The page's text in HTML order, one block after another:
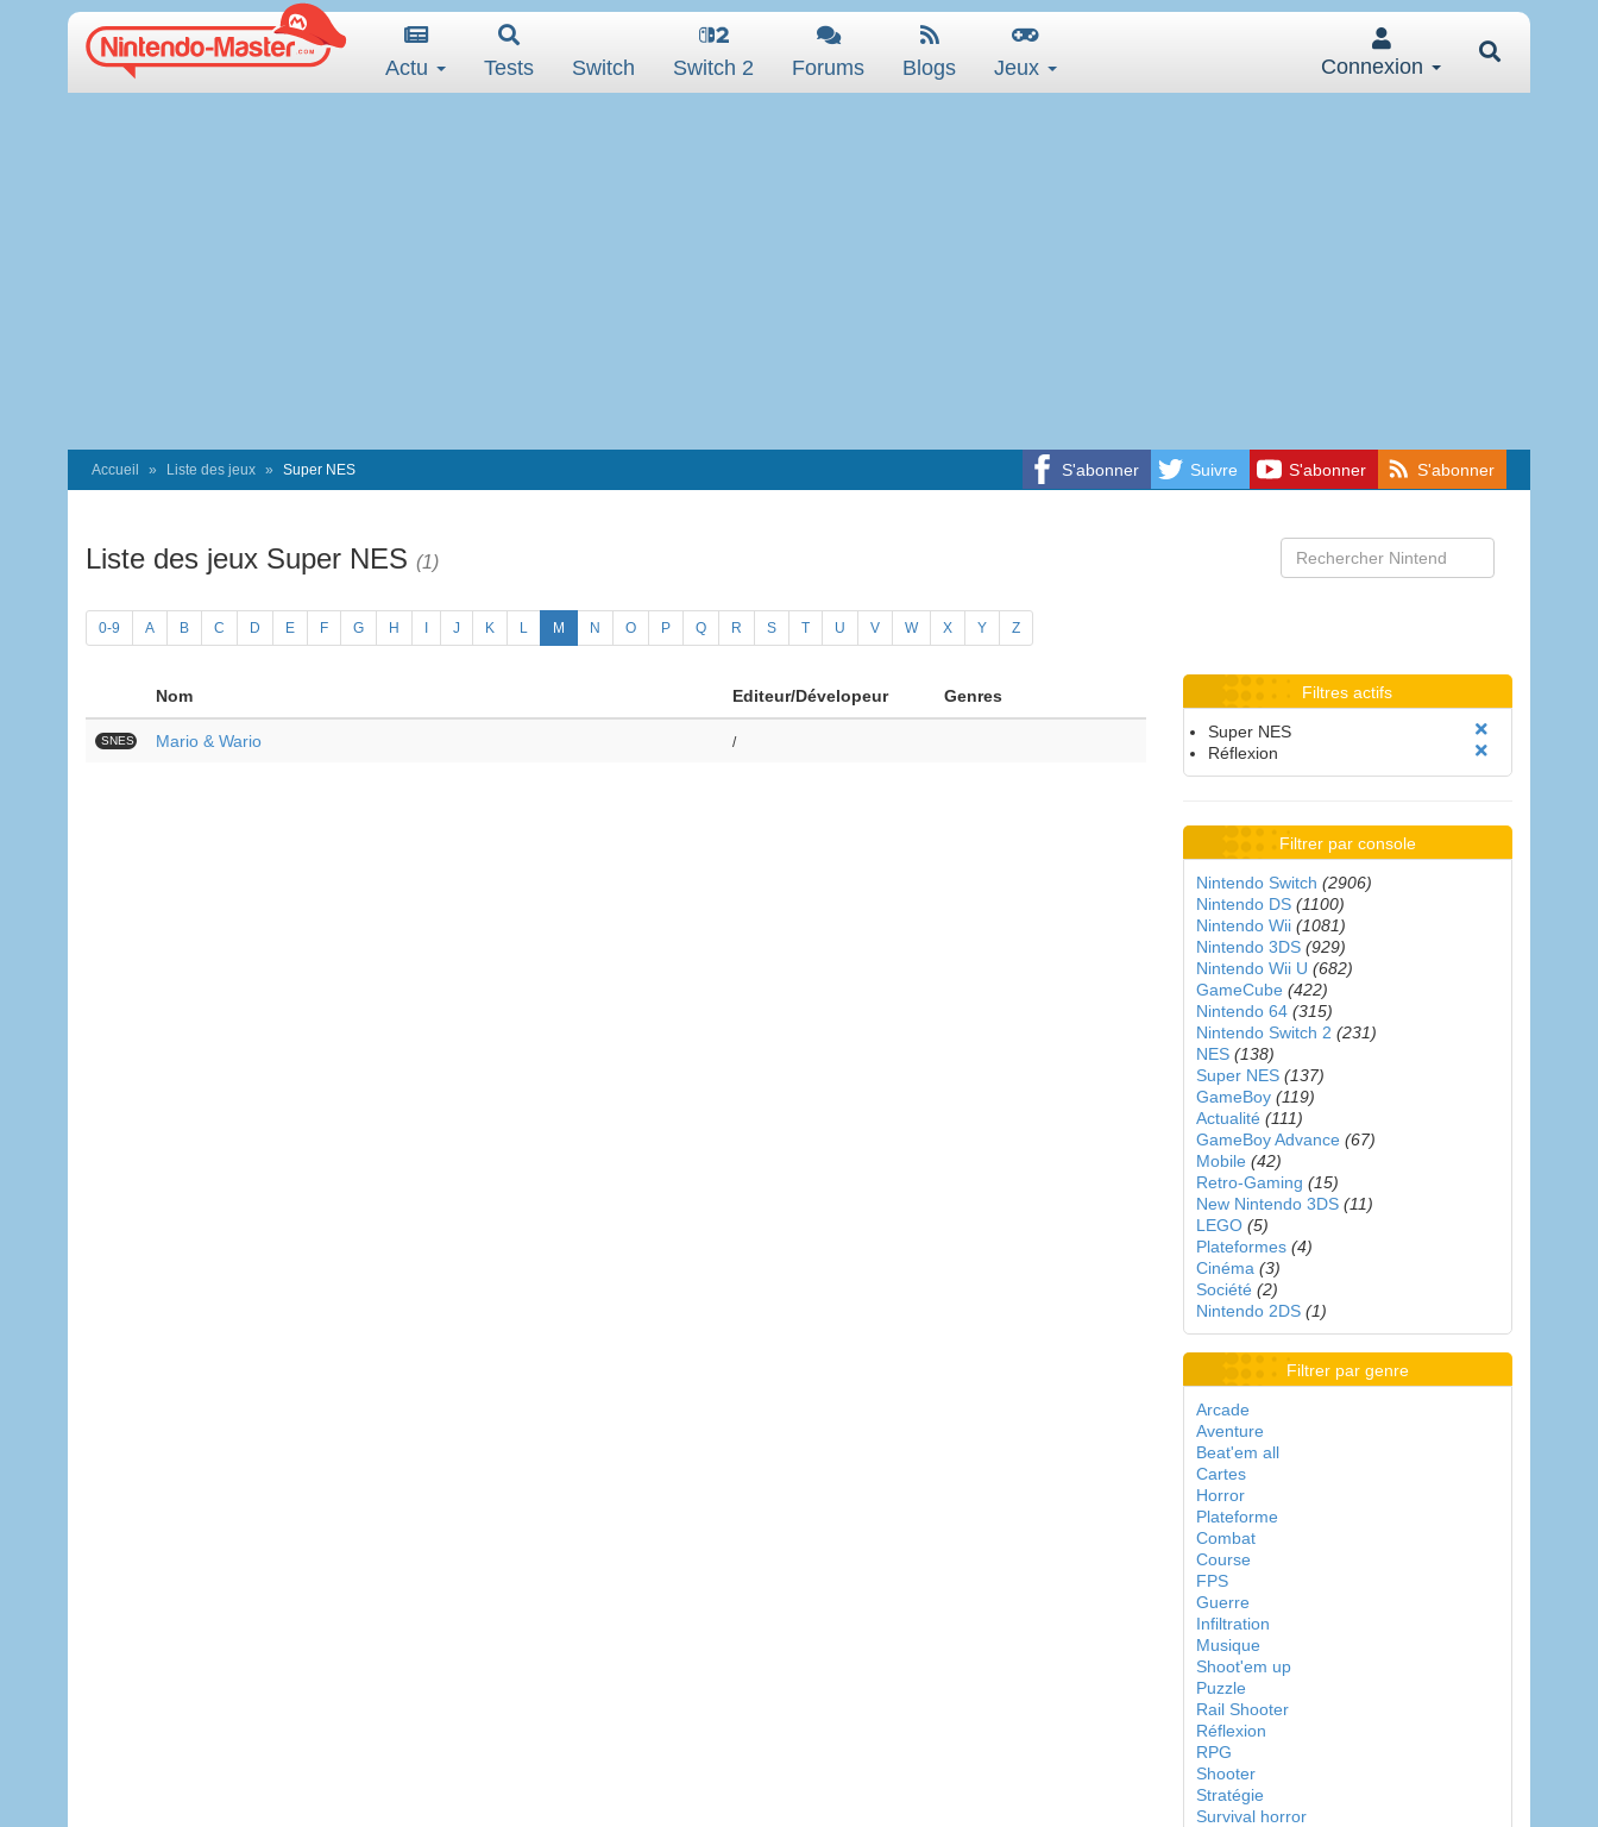
Actu Tests Switch Switch 2 Forums Blogs Jeux Connexion
S'abonner Suivre S'abonner S'abonner
Accueil Liste des jeux Super NES
Liste des jeux Super NES (1)
0-9 A B C D E F G H J K L M N O P Q R S T U V W X Y Z
Nom Editeur/Dévelopeur Genres
SNES Mario & Wario /
Filtres actifs
Super NES
Réflexion
Filtrer par console
Nintendo Switch (2906)
Nintendo DS (1100)
Nintendo Wii (1081)
Nintendo 3DS (929)
Nintendo Wii U (682)
GameCube (422)
Nintendo 64 (315)
Nintendo Switch 2 (231)
NES (138)
Super NES (137)
GameBoy (119)
Actualité (111)
GameBoy Advance (67)
Mobile (42)
Retro-Gaming (15)
New Nintendo 3DS (11)
LEGO (5)
Plateformes (4)
Cinéma (3)
Société (2)
Nintendo 2DS (1)
Filtrer par genre
Arcade
Aventure
Beat'em all
Cartes
Horror
Plateforme
Combat
Course
FPS
Guerre
Infiltration
Musique
Shoot'em up
Puzzle
Rail Shooter
Réflexion
RPG
Shooter
Stratégie
Survival horror